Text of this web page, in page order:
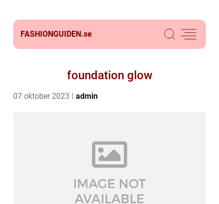
FASHIONGUIDEN.se
foundation glow
07 oktober 2023 admin